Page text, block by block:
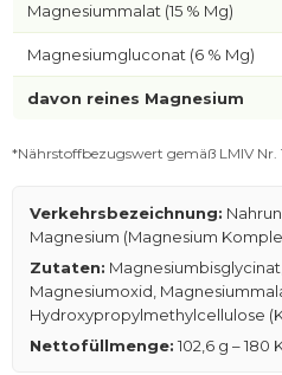
Magnesiummalat (15 % Mg)
Magnesiumgluconat (6 % Mg)
davon reines Magnesium
*Nährstoffbezugswert gemäß LMIV Nr.
Verkehrsbezeichnung:
Magnesium (Magnesium
Zutaten:
Magnesiumoxid,
Hydroxypropylmethylcellulose
Nettofüllmenge: 102,6 g – 180